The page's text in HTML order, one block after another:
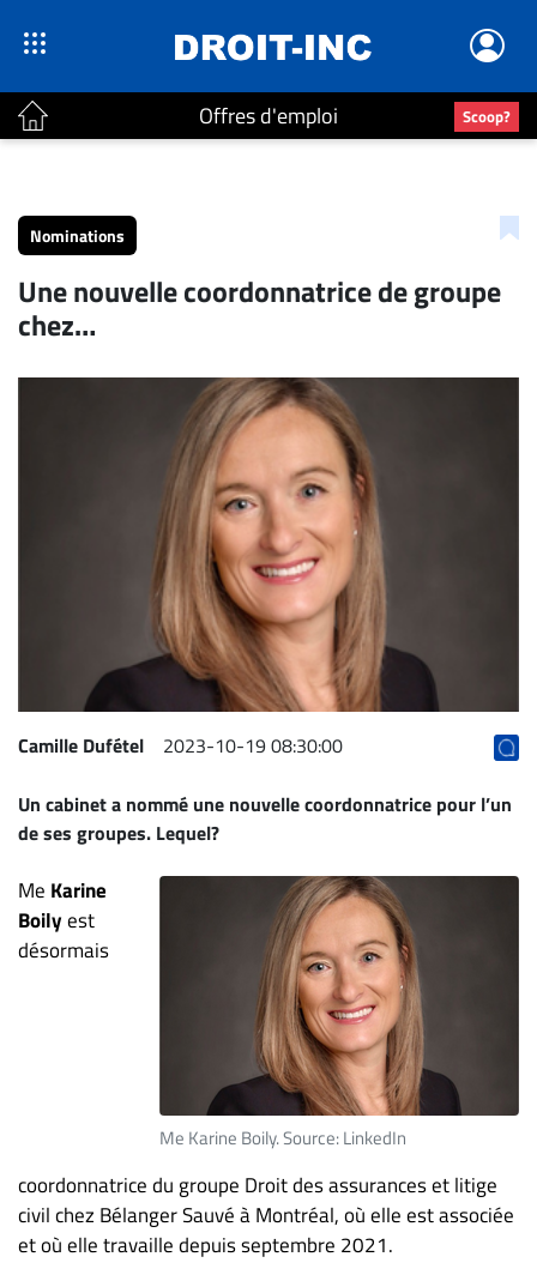
Offres d'emploi Scoop?
Accueil
Continu
Nominations
Bureaux
CARRIÈRE
EMPLOIS
AVOCATS
JURISTES
Offres
d'emploi
Formation
Continue
ENTREPRISES
Espace
entreprises
Page
Nominations
Une nouvelle coordonnatrice de groupe
chez…
Camille Dufétel 2023-10-19 08:30:00
Un cabinet a nommé une nouvelle coordonnatrice pour l’un
de ses groupes. Lequel?
Me Karine Boily. Source: LinkedIn
Me Karine
Boilyest
désormais
coordonnatrice du groupe Droit des assurances et litige
civil chez Bélanger Sauvé à Montréal, où elle est associée
et où elle travaille depuis septembre 2021.